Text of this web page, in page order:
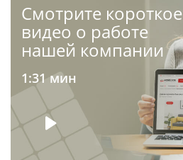
Cмотрите короткое
видео о работе
нашей компании
1:31 мин